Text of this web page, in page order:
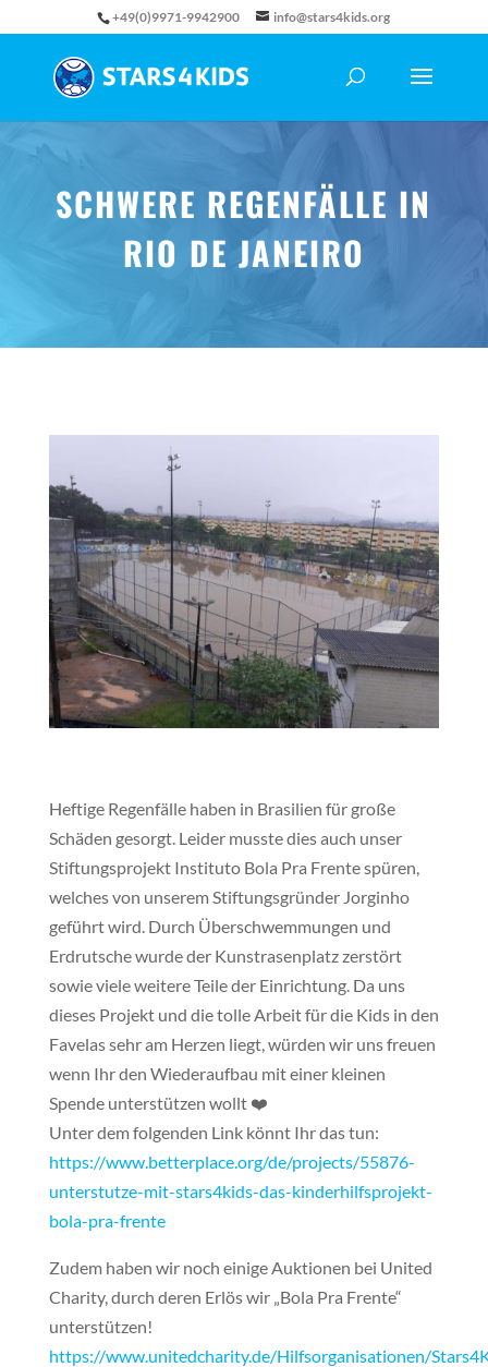
+49(0)9971-9942900 info@stars4kids.org
SCHWERE REGENFÄLLE IN
RIO DE JANEIRO
Heftige Regenfälle haben in Brasilien für große
Schäden gesorgt. Leider musste dies auch unser
Stiftungsprojekt Instituto Bola Pra Frente spüren,
welches von unserem Stiftungsgründer Jorginho
geführt wird. Durch Überschwemmungen und
Erdrutsche wurde der Kunstrasenplatz zerstört
sowie viele weitere Teile der Einrichtung. Da uns
dieses Projekt und die tolle Arbeit für die Kids in den
Favelas sehr am Herzen liegt, würden wir uns freuen
wenn Ihr den Wiederaufbau mit einer kleinen
Spende unterstützen wollt ❤️
Unter dem folgenden Link könnt Ihr das tun:
https://www.betterplace.org/de/projects/55876-
unterstutze-mit-stars4kids-das-kinderhilfsprojekt-
bola-pra-frente
Zudem haben wir noch einige Auktionen bei United
Charity, durch deren Erlös wir „Bola Pra Frente“
unterstützen!
https://www.unitedcharity.de/Hilfsorganisationen/